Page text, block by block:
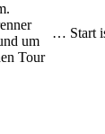
um
Tour
… Start